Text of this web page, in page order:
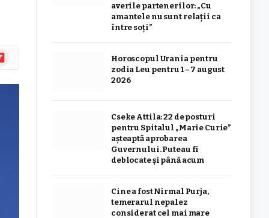
averile partenerilor: „Cu
amantele nu sunt relații ca
între soți”
Horoscopul Urania pentru
zodia Leu pentru 1 – 7 august
2026
Cseke Attila: 22 de posturi
pentru Spitalul „Marie Curie”
așteaptă aprobarea
Guvernului. Puteau fi
deblocate și până acum
Cine a fost Nirmal Purja,
temerarul nepalez
considerat cel mai mare